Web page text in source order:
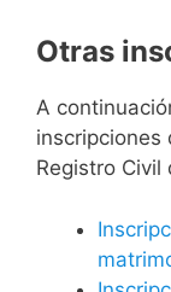
Otras
A
inscripciones
Registro Civil